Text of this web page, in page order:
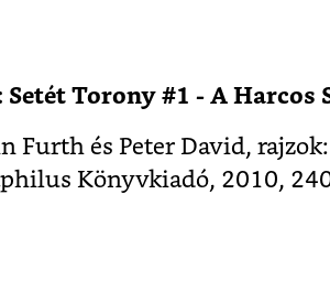
Setét Torony #1 - A Harcos
Furth és Peter David, rajzok:
Könyvkiadó, 2010,